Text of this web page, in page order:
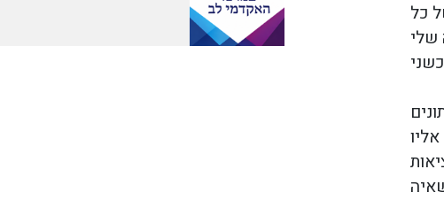
כל
שלי